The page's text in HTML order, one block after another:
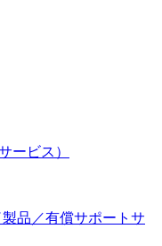
ービス）
品／有償サポートサ